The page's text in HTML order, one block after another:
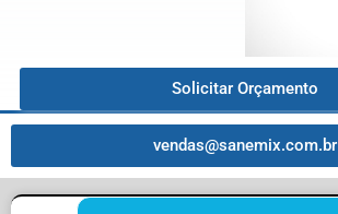
Solicitar Orçamento
vendas@sanemix.com.br